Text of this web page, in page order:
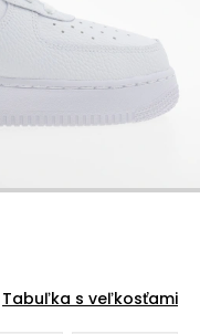
Tabuľka s veľkosťami